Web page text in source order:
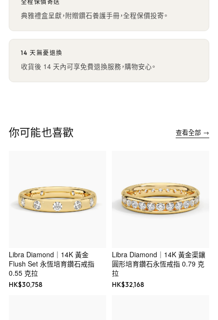
全程保價寄送
典雅禮盒呈獻，附贈鑽石養護手冊，全程保價投寄。
14 天無憂退換
收貨後 14 天內可享免費退換服務，購物安心。
你可能也喜歡 查看全部 →
Libra Diamond｜14K 黃金
Flush Set 永恆培育鑽石戒指
0.55 克拉
HK$30,758
Libra Diamond｜14K 黃金渠鑲
圓形培育鑽石永恆戒指 0.79 克
拉
HK$32,168